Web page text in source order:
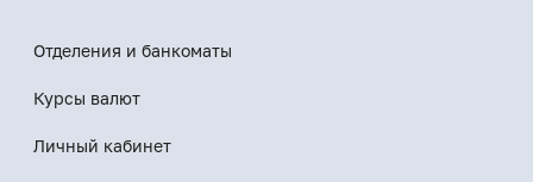
Отделения и банкоматы
Курсы валют
Личный кабинет